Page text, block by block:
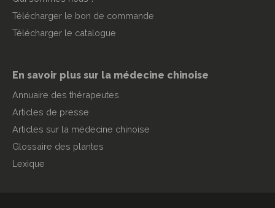
Télécharger le bon de commande
Télécharger le catalogue
En savoir plus sur la médecine chinoise
Annuaire des thérapeutes
Articles de presse
Articles sur la médecine chinoise
Glossaire des plantes
Lexique